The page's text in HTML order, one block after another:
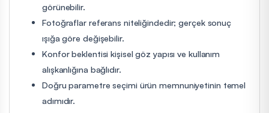
görünebilir.
Fotoğraflar referans niteliğindedir; gerçek sonuç
ışığa göre değişebilir.
Konfor beklentisi kişisel göz yapısı ve kullanım
alışkanlığına bağlıdır.
Doğru parametre seçimi ürün memnuniyetinin temel
adımıdır.